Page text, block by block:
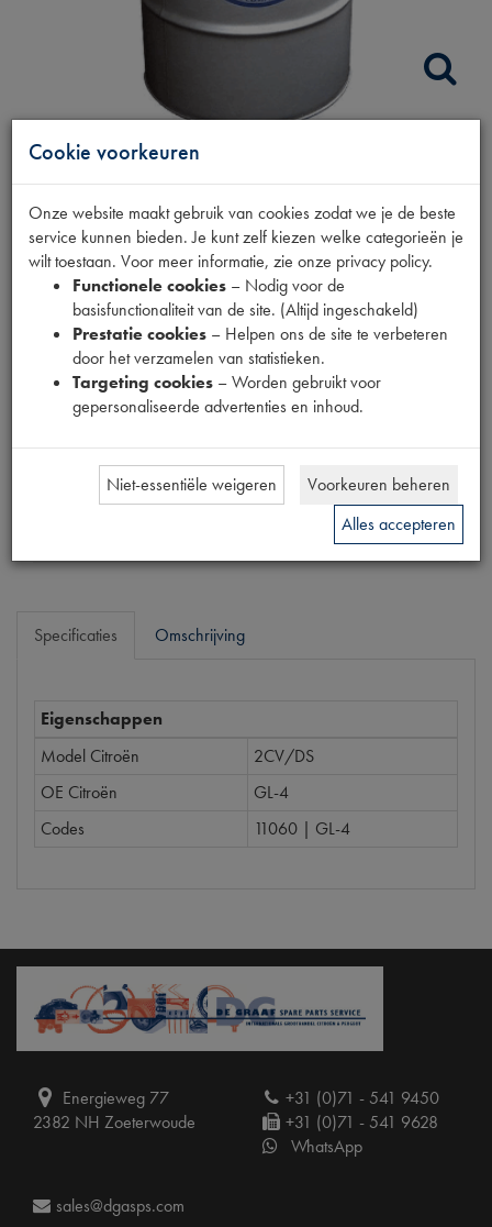
TRANSMISSIEOLIE
SAE 80W 60L
Fabrikant
MPM
Productnummer
1911037
Prijs
259,15
Dit product kan op dit moment niet besteld worden
Specificaties Omschrijving
Eigenschappen
Model Citroën
2CV/DS
OE Citroën
GL-4
Codes
11060 | GL-4
Energieweg 77
2382 NH Zoeterwoude
+31 (0)71 - 541 9450
+31 (0)71 - 541 9628
WhatsApp
sales@dgasps.com
Cookie voorkeuren
Onze website maakt gebruik van cookies zodat we je de beste
service kunnen bieden. Je kunt zelf kiezen welke categorieën je
wilt toestaan. Voor meer informatie, zie onze privacy policy.
Functionele cookies – Nodig voor de
basisfunctionaliteit van de site. (Altijd ingeschakeld)
Prestatie cookies – Helpen ons de site te verbeteren
door het verzamelen van statistieken.
Targeting cookies – Worden gebruikt voor
gepersonaliseerde advertenties en inhoud.
Niet-essentiële weigeren
Voorkeuren beheren
Alles accepteren